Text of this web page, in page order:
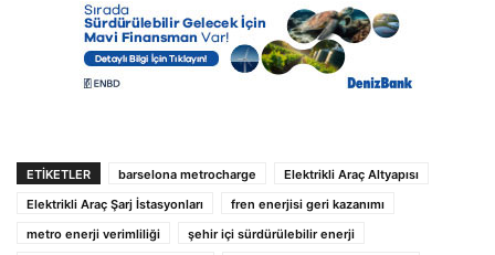
ETIKETLER barselona metrocharge
Elektrikli Araç Altyapısı
Elektrikli Araç Şarj İstasyonları
fren enerjisi geri kazanımı
metro enerji verimliliği
şehir içi sürdürülebilir enerji